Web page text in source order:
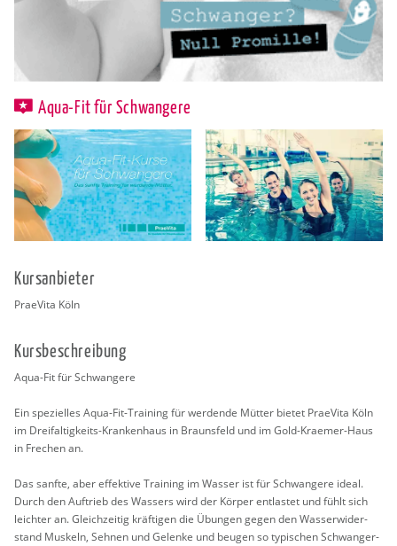
Aqua-Fit für Schwangere
Kurs­an­bie­ter
Prae­Vi­ta Köln
Kurs­be­schrei­bung
Aqua-Fit für Schwan­ge­re
Ein spe­zi­el­les Aqua-Fit-Trai­ning für wer­den­de Müt­ter bie­tet Prae­Vi­ta Köln
im Drei­fal­tig­keits-Kran­ken­haus in Braunsfeld und im Gold-Krae­mer-Haus
in Fre­chen an.
Das sanf­te, aber ef­fek­ti­ve Trai­ning im Was­ser ist für Schwan­ge­re ideal.
Durch den Auf­trieb des Was­sers wird der Kör­per ent­las­tet und fühlt sich
leich­ter an. Gleich­zei­tig kräf­ti­gen die Übun­gen gegen den Was­ser­wi­der­
stand Mus­keln, Seh­nen und Ge­len­ke und beu­gen so ty­pi­schen Schwan­ger­